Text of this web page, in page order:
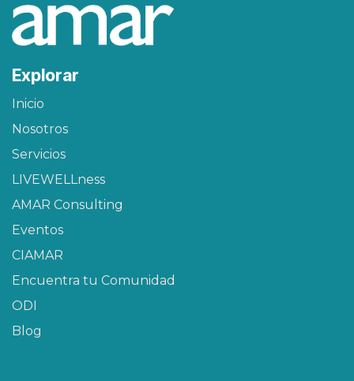
Explorar
Inicio
Nosotros
Servicios
LIVEWELLness
AMAR Consulting
Eventos
CIAMAR​
Encuentra tu Comunidad
ODI
Blog